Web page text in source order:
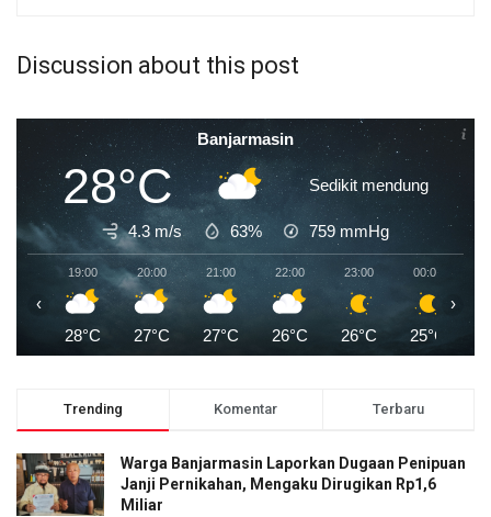
Discussion about this post
Banjarmasin
28°C Sedikit mendung
4.3 m/s 63% 759 mmHg
19:00
28°C
20:00
27°C
21:00
27°C
22:00
26°C
23:00
26°C
00:00
25°C
‹ ›
Trending Komentar Terbaru
Warga Banjarmasin Laporkan Dugaan Penipuan
Janji Pernikahan, Mengaku Dirugikan Rp1,6
Miliar